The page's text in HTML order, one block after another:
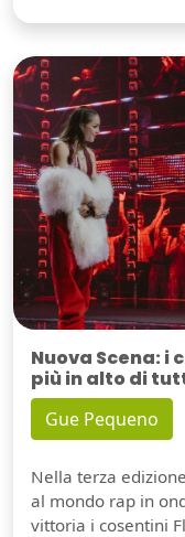
Nuova Scena: i
più in alto di
Gue Pequeno
Nella terza
al mondo rap in
vittoria i cosentini